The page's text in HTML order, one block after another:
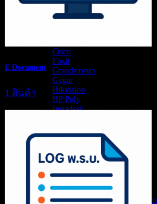
Adobe
Cisco
Foxit
Grandstream
Gygar
Hikvision
HP Poly
Instadesk
Maxhub
Yealink
Yeastar
Zound
สินค้า SI Solutions
Document & Creative
E Document
1 สินค้า